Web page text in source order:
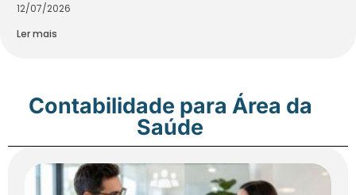
12/07/2026
Ler mais
Contabilidade para Área da
Saúde